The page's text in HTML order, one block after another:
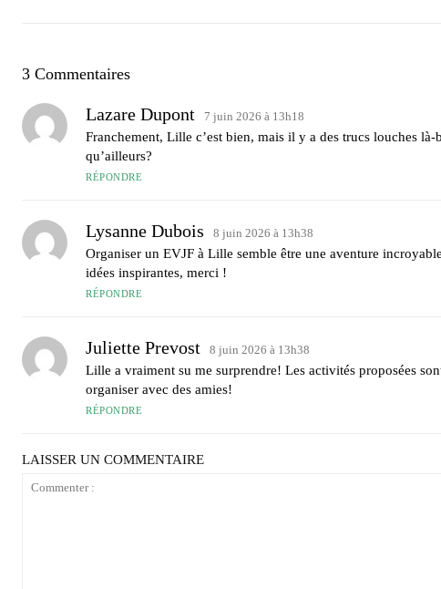
3 Commentaires
Lazare Dupont 7 juin 2026 à 13h18
Franchement, Lille c’est bien, mais il y a des trucs louches
qu’ailleurs?
RÉPONDRE
Lysanne Dubois 8 juin 2026 à 13h38
Organiser un EVJF à Lille semble être une aventure
idées inspirantes, merci !
RÉPONDRE
Juliette Prevost 8 juin 2026 à 13h38
Lille a vraiment su me surprendre! Les activités proposées
organiser avec des amies!
RÉPONDRE
LAISSER UN COMMENTAIRE